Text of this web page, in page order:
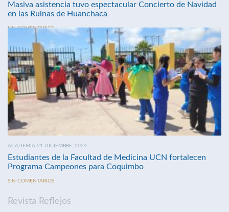
Masiva asistencia tuvo espectacular Concierto de Navidad
en las Ruinas de Huanchaca
SIN COMENTARIOS
ACADEMIA 21 DICIEMBRE, 2024
Estudiantes de la Facultad de Medicina UCN fortalecen
Programa Campeones para Coquimbo
SIN COMENTARIOS
Revista Reflejos